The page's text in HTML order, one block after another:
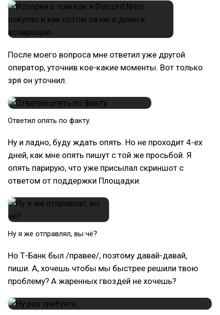
После моего вопроса мне ответил уже другой
оператор, уточнив кое-какие моменты. Вот только
зря он уточнил.
Ответил опять по факту.
Ну и ладно, буду ждать опять. Но не проходит 4-ех
дней, как мне опять пишут с той же просьбой. Я
опять парирую, что уже присылал скриншот с
ответом от поддержки Площадки.
Ну я же отправлял, вы чё?
Но Т-Банк был /правее/, поэтому давай-давай,
пиши. А, хочешь чтобы мы быстрее решили твою
проблему? А жаренных гвоздей не хочешь?